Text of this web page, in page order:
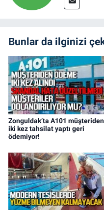
Bunlar da ilginizi
Zonguldak’ta A101 müşteriden
iki kez tahsilat yaptı geri
ödemiyor!